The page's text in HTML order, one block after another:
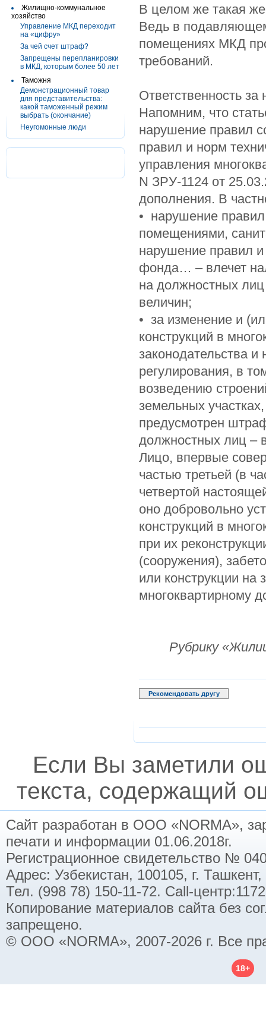
Жилищно-коммунальное
хозяйство
Управление МКД переходит
на «цифру»
За чей счет штраф?
Запрещены перепланировки
в МКД, которым более 50 лет
Таможня
Демонстрационный товар
для представительства:
какой таможенный режим
выбрать (окончание)
Неугомонные люди
В целом же такая
Ведь в
помещениях МКД
требований.
Ответственность
Напомним, что
нарушение правил
правил и норм
управления
N ЗРУ-1124 от
дополнения. В
• нарушение
помещениями,
нарушение правил
фонда… – влечет
на должностных
величин;
• за изменение и
конструкций в
законодательства и
регулирования, в
возведению
земельных
предусмотрен
должностных лиц –
Лицо, впервые
частью третьей (в
четвертой
оно добровольно
конструкций в
при их
(сооружения),
или конструкции на
многоквартирному
Рубрику
Рекомендовать другу
Если Вы заметили
текста, содержащий
Сайт разработан в ООО «NORMA»,
печати и информации 01.06.2018г.
Регистрационное свидетельство №
Адрес: Узбекистан, 100105, г.
Тел. (998 78) 150-11-72. Call-
Копирование материалов сайта без
запрещено.
© ООО «NORMA», 2007-2026 г. Все
18+